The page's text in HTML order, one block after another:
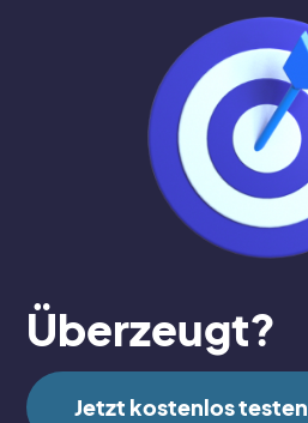
Überzeugt?
Jetzt kostenlos testen